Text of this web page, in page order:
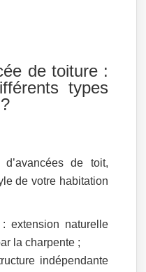
de toiture :
types
de toit,
de votre habitation
: extension naturelle
la charpente ;
indépendante